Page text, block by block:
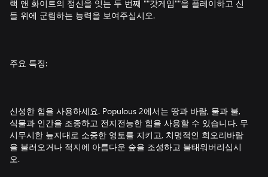
랙 앤 화이트의 정신을 잇는 두 번째 ""갓게임""을 플레이하고 신
들 위에 군림하는 능력을 보여주십시오.
주요 특징:
신성한 힘을 사용하세요. Populous 2에서는 땅과 바람, 물과 불,
식물과 인간을 조종하고 전지전능한 힘을 사용할 수 있습니다. 무
시무시한 늪지대로 소중한 영토를 지키고, 치명적인 회오리바람
을 불러오거나 적지에 아름다운 숲을 조성하고 불태워버리십시
오.